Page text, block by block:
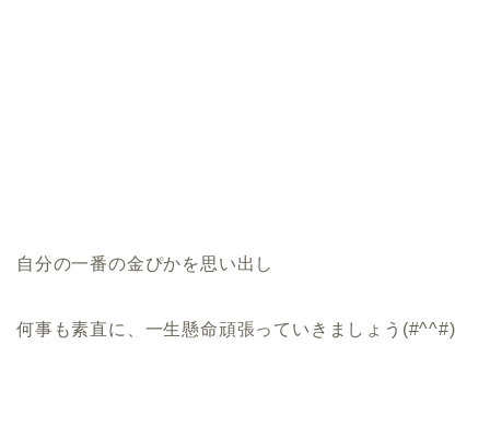
自分の一番の金ぴかを思い出し
何事も素直に、一生懸命頑張っていきましょう(#^^#)